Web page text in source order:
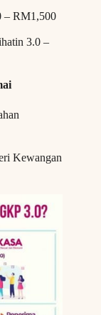
– RM1,500
3.0 –
Kewangan